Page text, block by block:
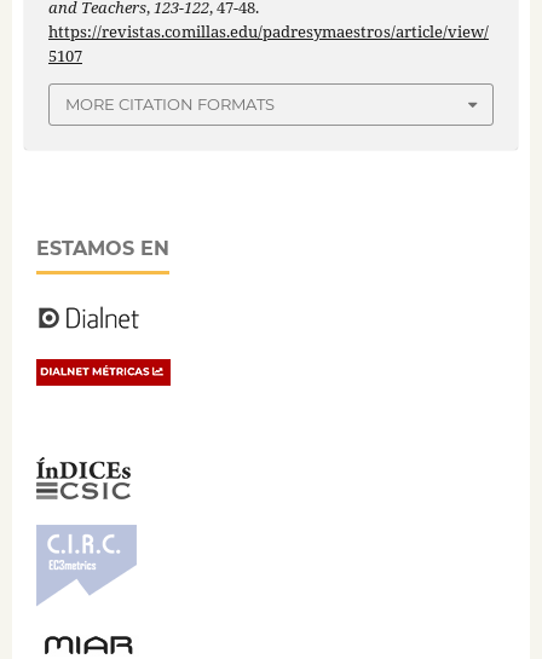
and Teachers,123-122, 47-48.
https://revistas.comillas.edu/padresymaestros/article/view/
5107
MORE CITATION FORMATS
ESTAMOS EN